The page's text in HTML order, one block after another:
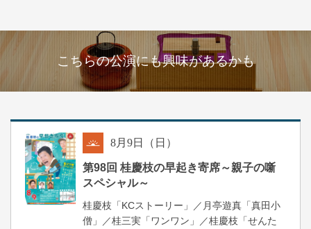
こちらの公演にも興味があるかも
8月9日（日）
第98回 桂慶枝の早起き寄席～親子の噺
スペシャル～
桂慶枝「KCストーリー」／月亭遊真「真田小
僧」／桂三実「ワンワン」／桂慶枝「せんた